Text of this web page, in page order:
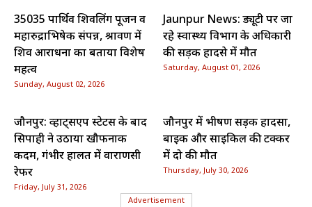
35035 पार्थिव शिवलिंग पूजन व
महारुद्राभिषेक संपन्न, श्रावण में
शिव आराधना का बताया विशेष
महत्व
Sunday, August 02, 2026
Jaunpur News: ड्यूटी पर जा
रहे स्वास्थ्य विभाग के अधिकारी
की सड़क हादसे में मौत
Saturday, August 01, 2026
जौनपुर: व्हाट्सएप स्टेटस के बाद
सिपाही ने उठाया खौफनाक
कदम, गंभीर हालत में वाराणसी
रेफर
Friday, July 31, 2026
जौनपुर में भीषण सड़क हादसा,
बाइक और साइकिल की टक्कर
में दो की मौत
Thursday, July 30, 2026
Advertisement